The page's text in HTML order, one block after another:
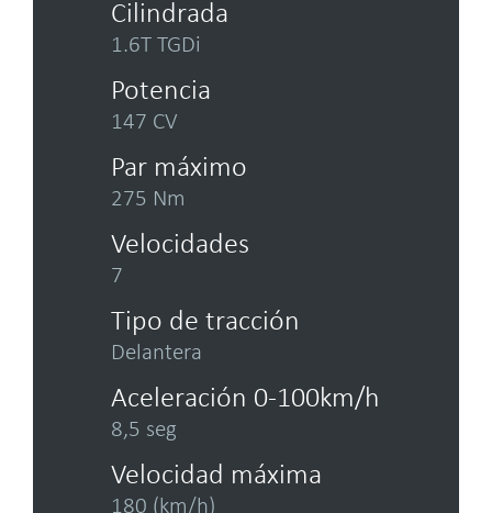
Cilindrada
1.6T TGDi
Potencia
147 CV
Par máximo
275 Nm
Velocidades
7
Tipo de tracción
Delantera
Aceleración 0-100km/h
8,5 seg
Velocidad máxima
180 (km/h)